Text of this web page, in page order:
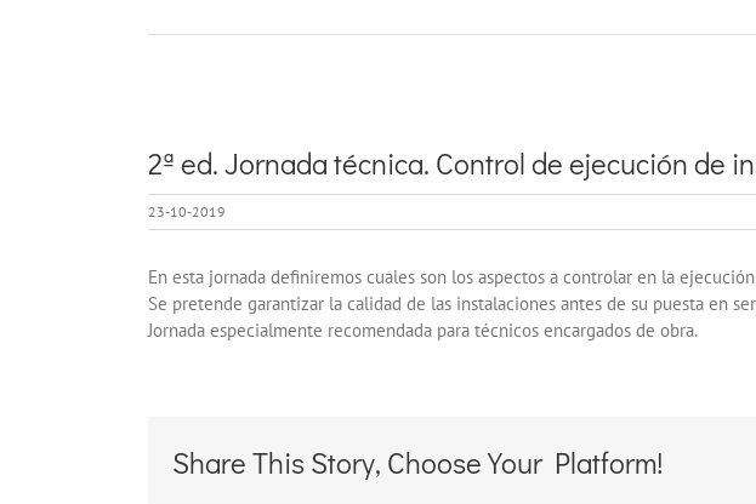
más
grande
2ª ed. Jornada técnica. Control de ejecución de
23-10-2019
En esta jornada definiremos cuales son los aspectos a controlar en la
Se pretende garantizar la calidad de las instalaciones antes de su puesta en
Jornada especialmente recomendada para técnicos encargados de obra.
Share This Story, Choose Your Platform!